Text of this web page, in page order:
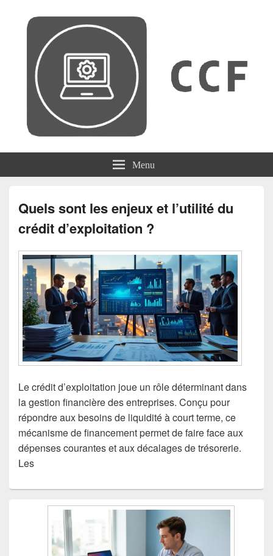
CCF Menu
Quels sont les enjeux et l’utilité du
crédit d’exploitation ?
Le crédit d’exploitation joue un rôle déterminant dans
la gestion financière des entreprises. Conçu pour
répondre aux besoins de liquidité à court terme, ce
mécanisme de financement permet de faire face aux
dépenses courantes et aux décalages de trésorerie.
Les